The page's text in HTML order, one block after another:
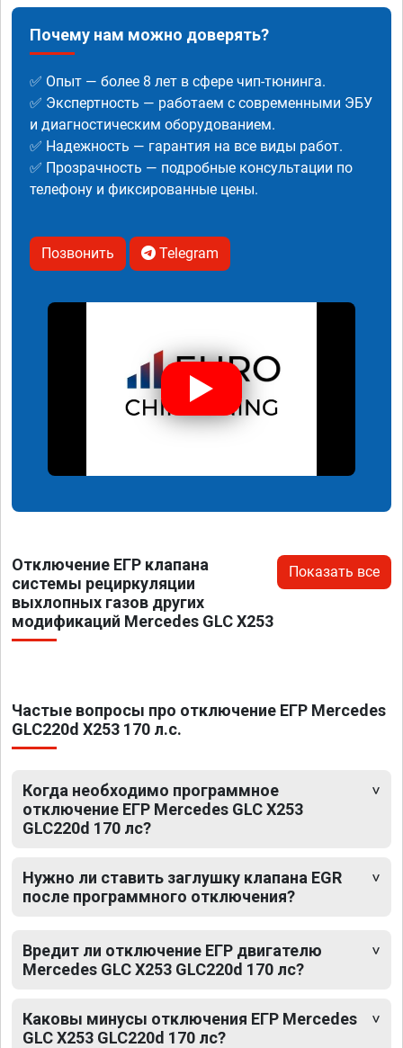
Почему нам можно доверять?
✅ Опыт — более 8 лет в сфере чип-тюнинга.
✅ Экспертность — работаем с современными ЭБУ
и диагностическим оборудованием.
✅ Надежность — гарантия на все виды работ.
✅ Прозрачность — подробные консультации по
телефону и фиксированные цены.
Позвонить Telegram
Отключение ЕГР клапана
системы рециркуляции
выхлопных газов других
модификаций Mercedes GLC X253
Показать все
Частые вопросы про отключение ЕГР Mercedes
GLC220d X253 170 л.с.
Когда необходимо программное
отключение ЕГР Mercedes GLC X253
GLC220d 170 лс?
Нужно ли ставить заглушку клапана EGR
после программного отключения?
Вредит ли отключение ЕГР двигателю
Mercedes GLC X253 GLC220d 170 лс?
Каковы минусы отключения ЕГР Mercedes
GLC X253 GLC220d 170 лс?